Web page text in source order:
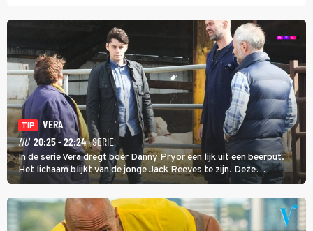
TIP
VERA
NU 20:25 - 22:24· SERIE
In de serie Vera dregt boer Danny Pryor een lijk uit een beerput.
Het lichaam blijkt van de jonge Jack Reeves te zijn. Deze
homoseksuele woonwagenbewoner had gebroken met zijn familie
en verliet het kamp met slaande ruzie.